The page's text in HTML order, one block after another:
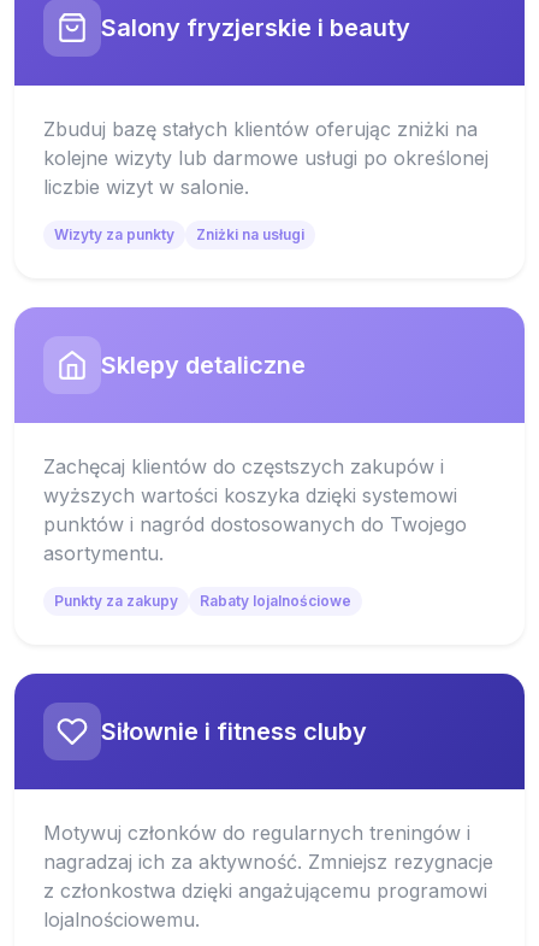
Salony fryzjerskie i beauty
Zbuduj bazę stałych klientów oferując zniżki na
kolejne wizyty lub darmowe usługi po określonej
liczbie wizyt w salonie.
Wizyty za punkty Zniżki na usługi
Sklepy detaliczne
Zachęcaj klientów do częstszych zakupów i
wyższych wartości koszyka dzięki systemowi
punktów i nagród dostosowanych do Twojego
asortymentu.
Punkty za zakupy Rabaty lojalnościowe
Siłownie i fitness cluby
Motywuj członków do regularnych treningów i
nagradzaj ich za aktywność. Zmniejsz rezygnacje
z członkostwa dzięki angażującemu programowi
lojalnościowemu.